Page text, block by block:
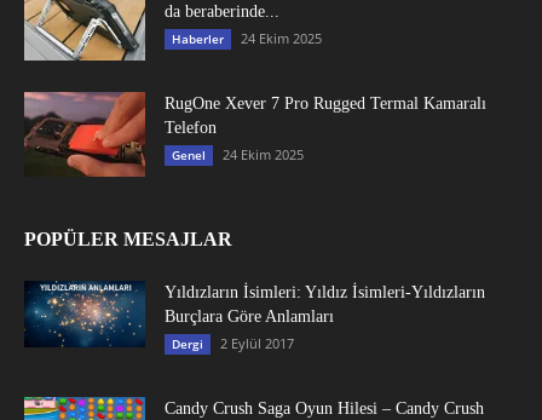
da beraberinde...
Haberler 24 Ekim 2025
RugOne Xever 7 Pro Rugged Termal Kamaralı
Telefon
Genel 24 Ekim 2025
POPÜLER MESAJLAR
Yıldızların İsimleri: Yıldız İsimleri-Yıldızların
Burçlara Göre Anlamları
Dergi 2 Eylül 2017
Candy Crush Saga Oyun Hilesi – Candy Crush